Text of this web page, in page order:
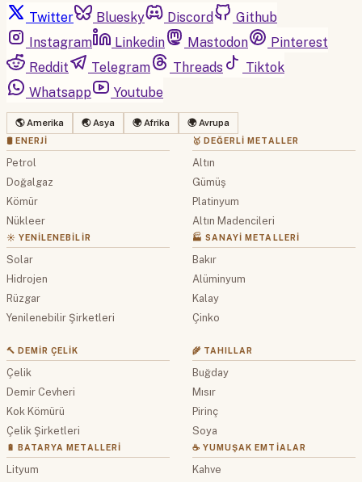
Twitter Bluesky Discord
Github
Instagram
Linkedin Mastodon
Pinterest
Reddit
Telegram Threads
Tiktok
Whatsapp
Youtube
🌎 Amerika 🌏 Asya 🌍 Afrika 🌍 Avrupa
🛢 ENERJI
Petrol
Doğalgaz
Kömür
Nükleer
☀️ YENILENEBILIR
Solar
Hidrojen
Rüzgar
Yenilenebilir Şirketleri
🥇 DEĞERLI METALLER
Altın
Gümüş
Platinyum
Altın Madencileri
🏭 SANAYI METALLERI
Bakır
Alüminyum
Kalay
Çinko
🔨 DEMIR ÇELIK
Çelik
Demir Cevheri
Kok Kömürü
Çelik Şirketleri
🔋 BATARYA METALLERI
Lityum
🌾 TAHILLAR
Buğday
Mısır
Pirinç
Soya
☕ YUMUŞAK EMTIALAR
Kahve